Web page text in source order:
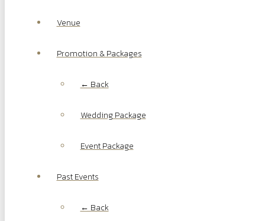
Venue
Promotion & Packages
← Back
Wedding Package
Event Package
Past Events
← Back